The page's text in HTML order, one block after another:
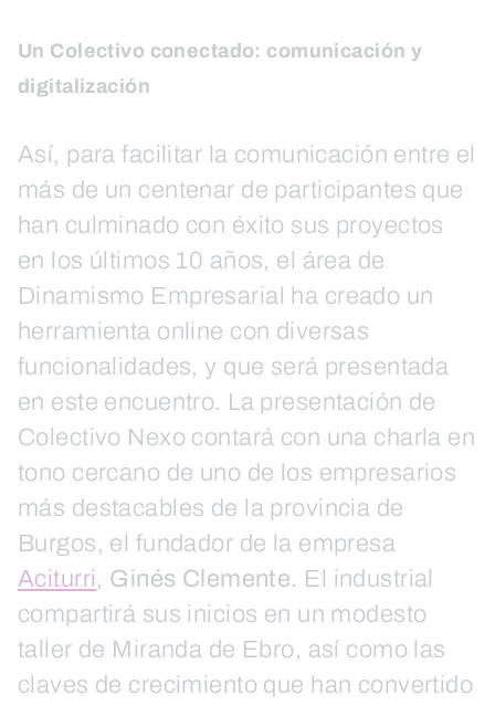
Un Colectivo conectado: comunicación y
digitalización
Así, para facilitar la comunicación entre el
más de un centenar de participantes que
han culminado con éxito sus proyectos
en los últimos 10 años, el área de
Dinamismo Empresarial ha creado un
herramienta online con diversas
funcionalidades, y que será presentada
en este encuentro. La presentación de
Colectivo Nexo contará con una charla en
tono cercano de uno de los empresarios
más destacables de la provincia de
Burgos, el fundador de la empresa
Aciturri, Ginés Clemente. El industrial
compartirá sus inicios en un modesto
taller de Miranda de Ebro, así como las
claves de crecimiento que han convertido